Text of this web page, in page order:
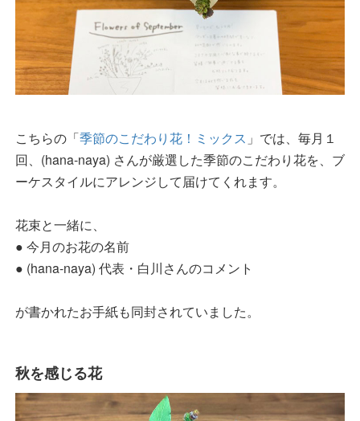
こちらの「季節のこだわり花！ミックス 」では、毎月１
回、(hana-naya) さんが厳選した季節のこだわり花を、ブ
ーケスタイルにアレンジして届けてくれます。
花束と一緒に、
● 今月のお花の名前
● (hana-naya) 代表・白川さんのコメント
が書かれたお手紙も同封されていました。
秋を感じる花